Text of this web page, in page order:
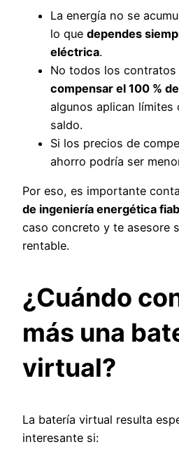
La energía no se
lo que dependes
eléctrica.
No todos los contratos
compensar el 100 %
algunos aplican límites
saldo.
Si los precios de
ahorro podría ser
Por eso, es importante
de ingeniería energética
caso concreto y te asesore
rentable.
¿Cuándo
más una
virtual?
La batería virtual resulta
interesante si: